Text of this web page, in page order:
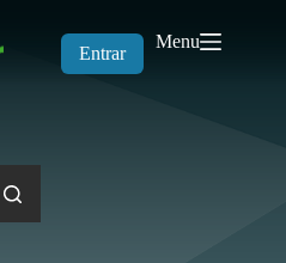
Entrar
Menu